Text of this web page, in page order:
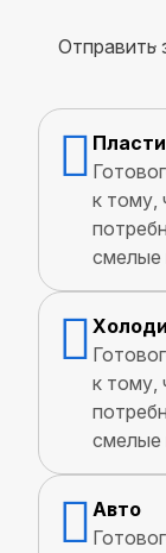
Отправить
к тому,
смелые
к тому,
смелые
Авто